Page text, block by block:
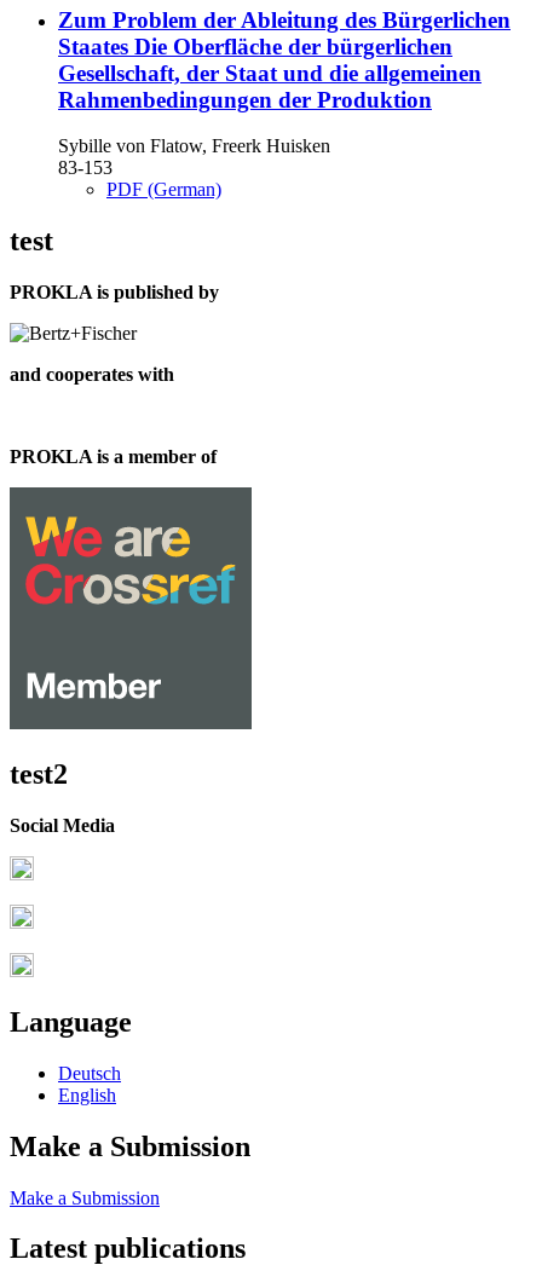
Zum Problem der Ableitung des Bürgerlichen
Staates Die Oberfläche der bürgerlichen
Gesellschaft, der Staat und die allgemeinen
Rahmenbedingungen der Produktion
Sybille von Flatow, Freerk Huisken
83-153
PDF (German)
test
PROKLA is published by
and cooperates with
PROKLA is a member of
test2
Social Media
Language
Deutsch
English
Make a Submission
Make a Submission
Latest publications